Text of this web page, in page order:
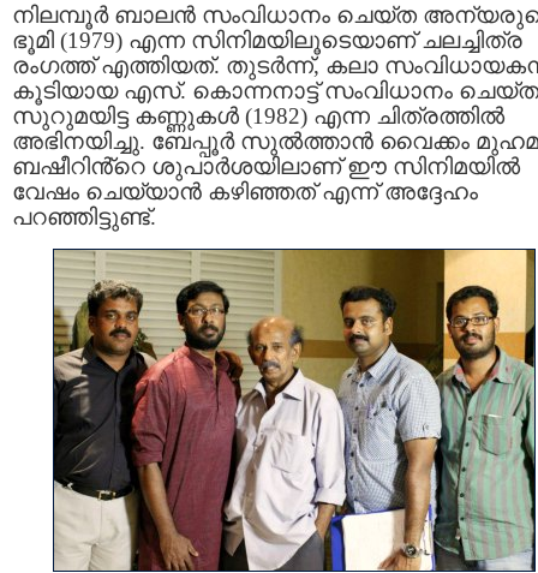
നിലമ്പൂർ ബാലൻ സംവിധാനം ചെയ്ത
ഭൂമി (1979) എന്ന സിനിമയിലൂടെയാണ് ചലച്ചിത്ര
രംഗത്ത് എത്തിയത്. തുടർന്ന്, കലാ
കൂടിയായ എസ്. കൊന്നനാട്ട് സംവിധാനം ചെയ്ത
സുറുമയിട്ട കണ്ണുകള്‍ (1982) എന്ന ചിത്രത്തില്‍
അഭിനയിച്ചു. ബേപ്പൂർ സുൽത്താൻ വൈക്കം
ബഷീറിൻ്റെ ശുപാർശയിലാണ് ഈ സിനിമയിൽ
വേഷം ചെയ്യാൻ കഴിഞ്ഞത് എന്ന് അദ്ദേഹം
പറഞ്ഞിട്ടുണ്ട്.